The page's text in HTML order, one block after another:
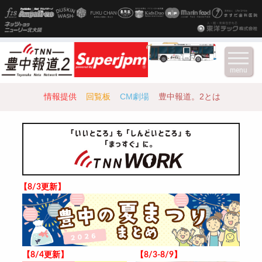
情報提供 回覧板 CM劇場 豊中報道。2とは
【8/3更新】
【8/4更新】 【8/3-8/9】
menu